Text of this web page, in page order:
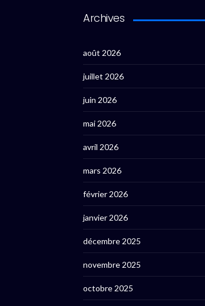
Archives
août 2026
juillet 2026
juin 2026
mai 2026
avril 2026
mars 2026
février 2026
janvier 2026
décembre 2025
novembre 2025
octobre 2025